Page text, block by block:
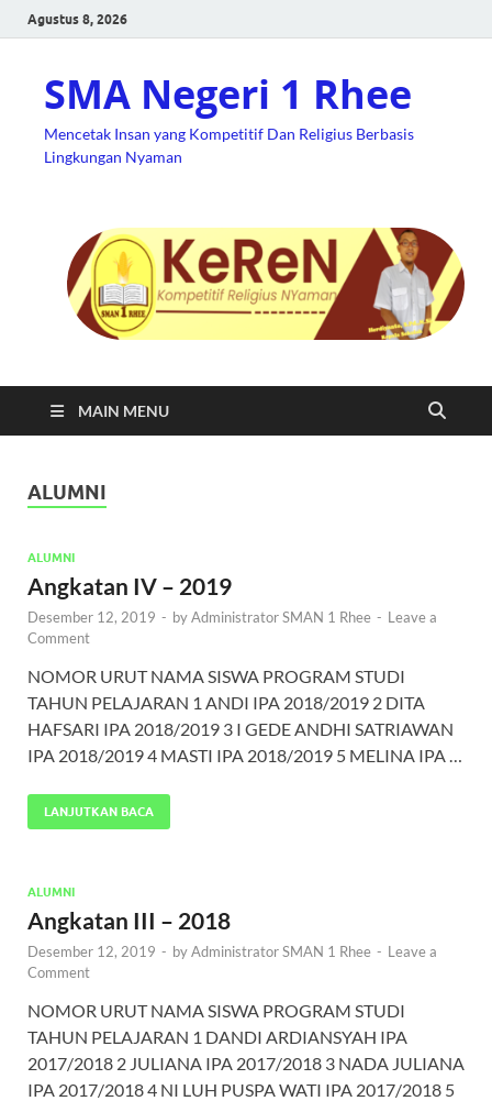
Agustus 8, 2026
SMA Negeri 1 Rhee
Mencetak Insan yang Kompetitif Dan Religius Berbasis
Lingkungan Nyaman
MAIN MENU
ALUMNI
ALUMNI
Angkatan IV – 2019
Desember 12, 2019 - byAdministrator SMAN 1 Rhee - Leave a
Comment
NOMOR URUT NAMA SISWA PROGRAM STUDI
TAHUN PELAJARAN 1 ANDI IPA 2018/2019 2 DITA
HAFSARI IPA 2018/2019 3 I GEDE ANDHI SATRIAWAN
IPA 2018/2019 4 MASTI IPA 2018/2019 5 MELINA IPA …
LANJUTKAN BACA
ALUMNI
Angkatan III – 2018
Desember 12, 2019 - byAdministrator SMAN 1 Rhee - Leave a
Comment
NOMOR URUT NAMA SISWA PROGRAM STUDI
TAHUN PELAJARAN 1 DANDI ARDIANSYAH IPA
2017/2018 2 JULIANA IPA 2017/2018 3 NADA JULIANA
IPA 2017/2018 4 NI LUH PUSPA WATI IPA 2017/2018 5